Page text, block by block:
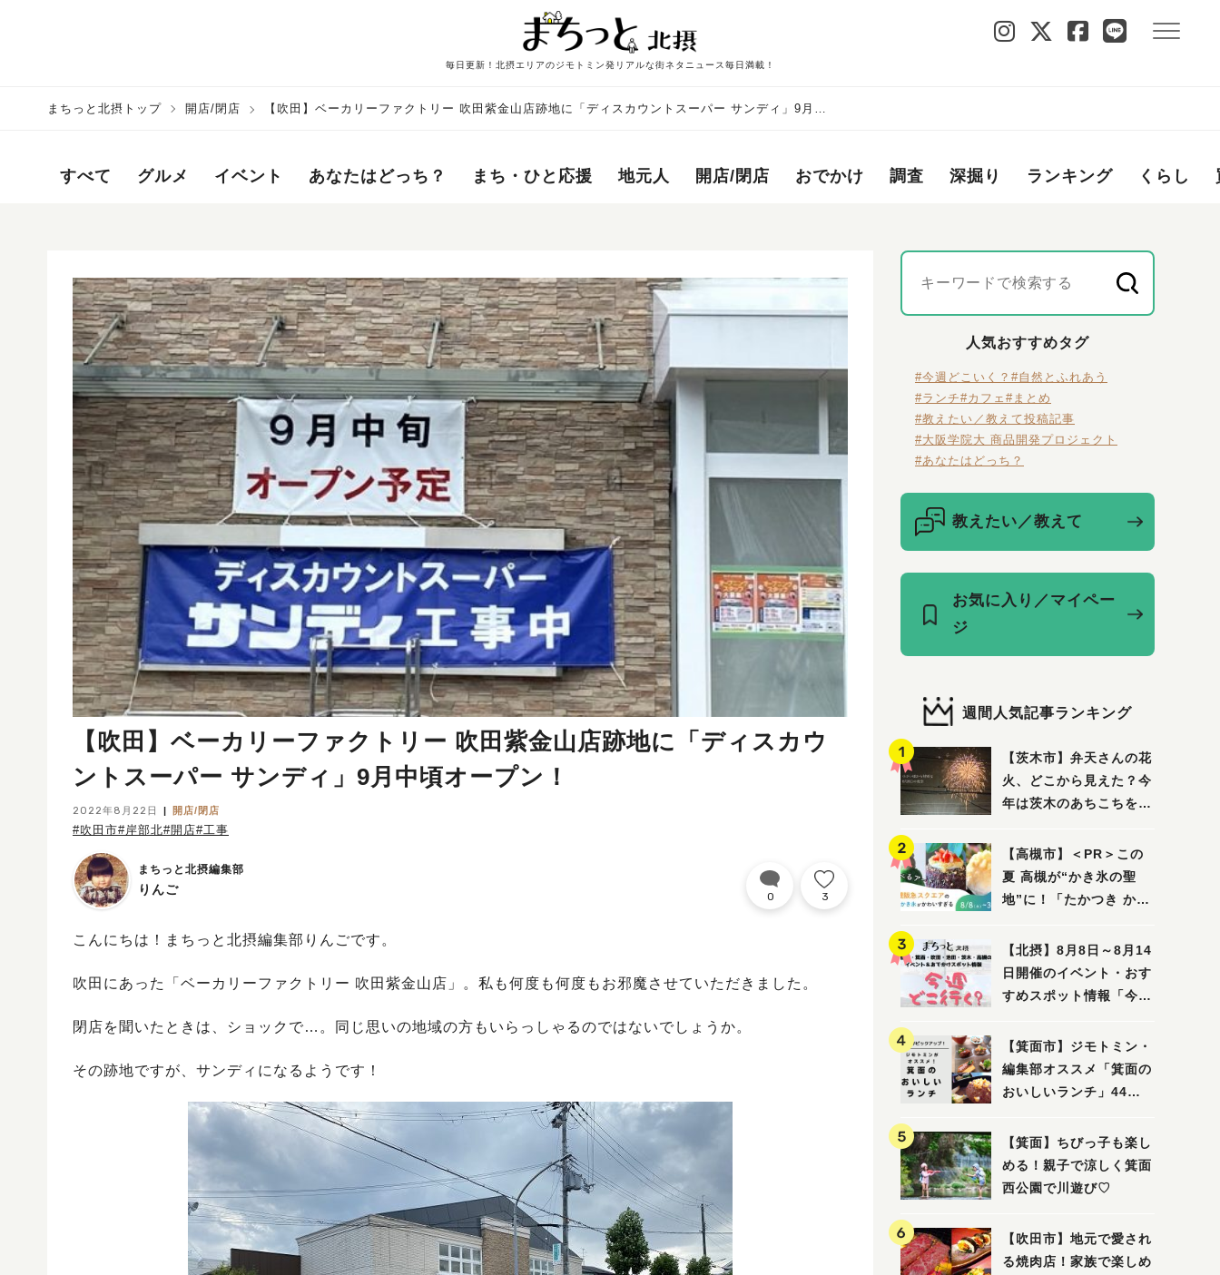
毎日更新！北摂エリアのジモトミン発リアルな街ネタニュース毎日満載！
まちっと北摂トップ 開店/閉店
【吹田】ベーカリーファクトリー 吹田紫金山店跡地に「ディスカウントスーパー サンディ」9月中
すべて グルメ イベント あなたはどっち？ まち・ひと応援 地元人 開店/閉店 おでかけ 調査 深掘り ランキング くらし
【吹田】ベーカリーファクトリー 吹田紫金山店跡地に「ディスカウ
ントスーパー サンディ」9月中頃オープン！
2022年8月22日 開店/閉店
#吹田市#岸部北#開店#工事
まちっと北摂編集部
りんご 0 3
こんにちは！まちっと北摂編集部りんごです。
吹田にあった「ベーカリーファクトリー 吹田紫金山店」。私も何度も何度もお邪魔させていただきました。
閉店を聞いたときは、ショックで…。同じ思いの地域の方もいらっしゃるのではないでしょうか。
その跡地ですが、サンディになるようです！
人気おすすめタグ
#今週どこいく？ #自然とふれあう
#ランチ#カフェ #まとめ
#教えたい／教えて投稿記事
#大阪学院大 商品開発プロジェクト
#あなたはどっち？
教えたい／教えて
お気に入り／マイペー
ジ
週間人気記事ランキング
【茨木市】弁天さんの花
火、どこから見えた？今
年は茨木のあちこちを巡
【高槻市】＜PR＞この
夏 高槻が“かき氷の聖
地”に！「たかつき かき
8日（土）～31日（月）
【北摂】8月8日～8月14
日開催のイベント・おす
すめスポット情報「今週
面・吹田・池田・茨木・
高槻）
【箕面市】ジモトミン・
編集部オススメ「箕面の
おいしいランチ」44
から穴場まで！〜
【箕面】ちびっ子も楽し
める！親子で涼しく箕面
西公園で川遊び♡
【吹田市】地元で愛され
る焼肉店！家族で楽しめ